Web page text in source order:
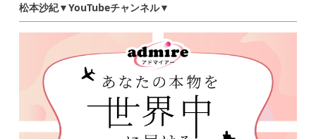
松本沙紀▼YouTubeチャンネル▼